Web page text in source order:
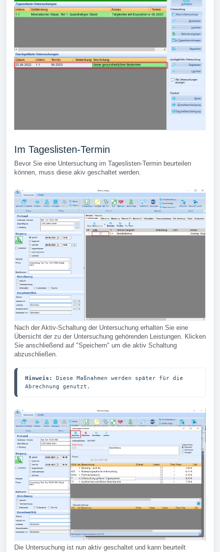
Im Tageslisten-Termin
Bevor Sie eine Untersuchung im Tageslisten-Termin beurteilen
können, muss diese akiv geschaltet werden.
Nach der Aktiv-Schaltung der Untersuchung erhalten Sie eine
Übersicht der zu der Untersuchung gehörenden Leistungen. Klicken
Sie anschließend auf "Speichern" um die aktiv Schaltung
abzuschließen.
Hinweis: Diese Maßnahmen werden später für die
Abrechnung genutzt.
Die Untersuchung ist nun aktiv geschaltet und kann beurteilt